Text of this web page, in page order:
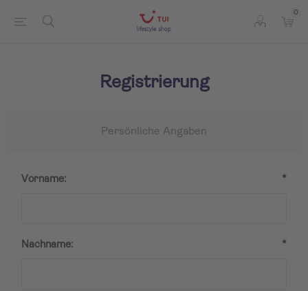
0
Registrierung
Persönliche Angaben
Vorname: *
Nachname: *